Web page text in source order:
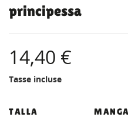
principessa
14,40 €
Tasse incluse
TALLA MANGA